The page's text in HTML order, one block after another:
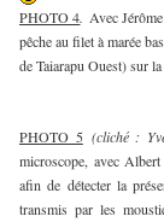
PHOTO 4. Avec
pêche au filet à marée
de Taiarapu Ouest) sur
PHOTO 5 (cliché :
microscope, avec
afin de détecter la
transmis par les